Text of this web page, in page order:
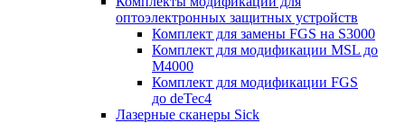
оптоэлектронных защитных устройств
Комплект для замены FGS на S3000
Комплект для модификации MSL до
M4000
Комплект для модификации FGS
до deTec4
Лазерные сканеры Sick